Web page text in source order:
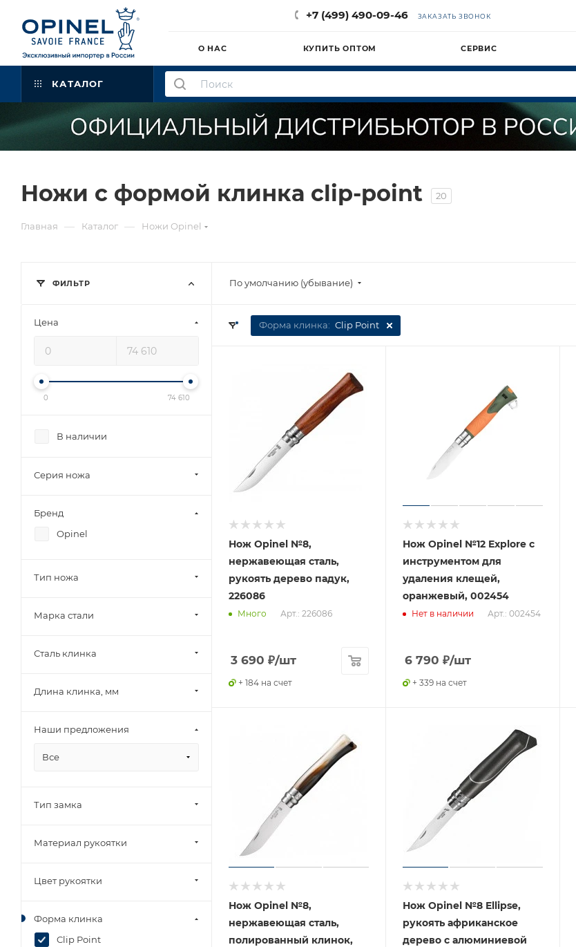
+7 (499) 490-09-46 ЗАКАЗАТЬ ЗВОНОК
О НАС КУПИТЬ ОПТОМ СЕРВИС
КАТАЛОГ
Ножи с формой клинка clip-point 20
Главная — Каталог — Ножи Opinel
По умолчанию (убывание)
Форма клинка: Clip Point
Нож Opinel №8,
нержавеющая сталь,
рукоять дерево падук,
226086
Много Арт.: 226086
3 690 ₽/шт
+ 184 на счет
Нож Opinel №12 Explore c
инструментом для
удаления клещей,
оранжевый, 002454
Нет в наличии Арт.: 002454
6 790 ₽/шт
+ 339 на счет
Нож Opinel №8,
нержавеющая сталь,
полированный клинок,
Нож Opinel №8 Ellipse,
рукоять африканское
дерево с алюминиевой
ФИЛЬТР
Цена
0 74 610
В наличии
Серия ножа
Бренд
Opinel
Тип ножа
Марка стали
Сталь клинка
Длина клинка, мм
Наши предложения
Все
Тип замка
Материал рукоятки
Цвет рукоятки
Форма клинка
Clip Point